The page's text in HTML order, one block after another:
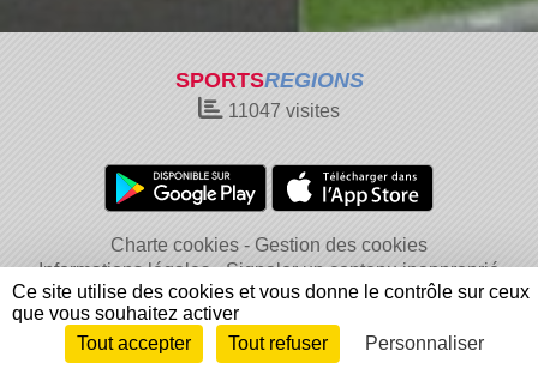
SPORTSREGIONS
11047 visites
Charte cookies
Gestion des cookies
Informations légales
Signaler un contenu inapproprié
Envie de participer ? Connexion
Ce site utilise des cookies et vous donne le contrôle sur ceux
que vous souhaitez activer
Tout accepter
Tout refuser Personnaliser